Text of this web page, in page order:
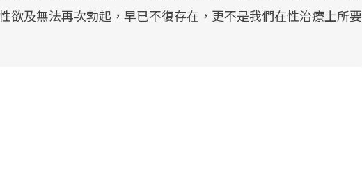
欲及無法再次勃起，早已不復存在，更不是我們在性治療上所要